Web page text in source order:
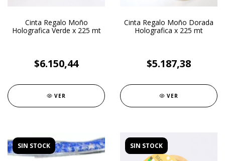
Cinta Regalo Moño
Holografica Verde x 225 mt
$6.150,44
VER
Cinta Regalo Moño Dorada
Holografica x 225 mt
$5.187,38
VER
SIN STOCK SIN STOCK